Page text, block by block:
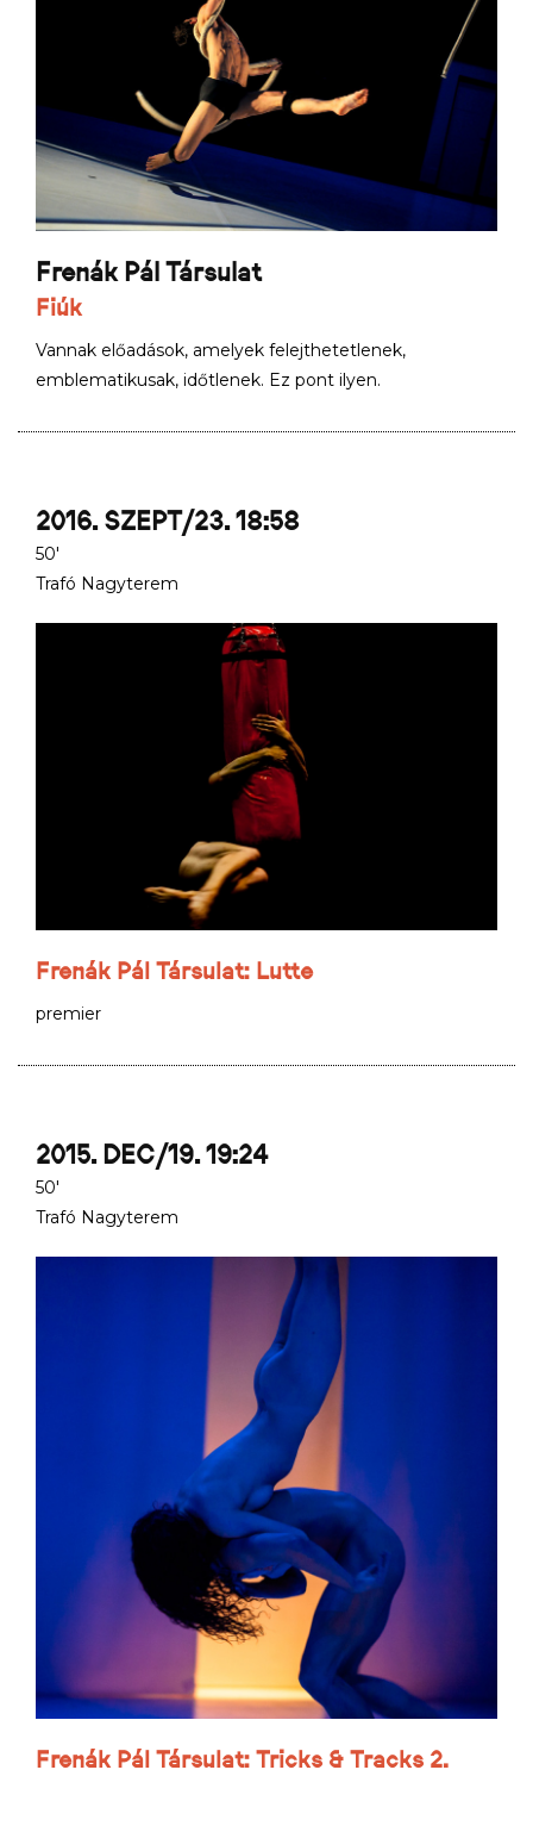
Frenák Pál Társulat
Fiúk
Vannak előadások, amelyek felejthetetlenek,
emblematikusak, időtlenek. Ez pont ilyen.
2016. SZEPT/23. 18:58
50'
Trafó Nagyterem
Frenák Pál Társulat: Lutte
premier
2015. DEC/19. 19:24
50'
Trafó Nagyterem
Frenák Pál Társulat: Tricks & Tracks 2.